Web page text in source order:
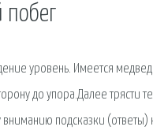
уровень. Имеется
до упора.Далее трясти
подсказки